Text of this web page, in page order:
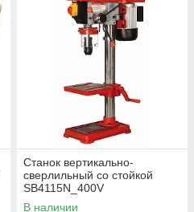
Станок вертикально-
сверлильный со стойкой
SB4115N_400V
В наличии